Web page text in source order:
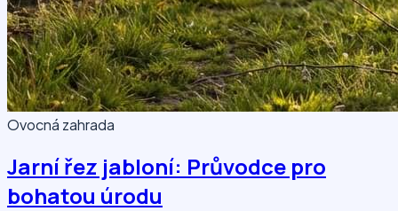
Ovocná zahrada
Jarní řez jabloní: Průvodce pro
bohatou úrodu